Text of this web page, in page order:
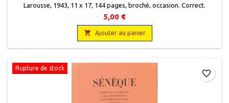
Larousse, 1943, 11 x 17, 144 pages, broché, occasion. Correct.
Couverture un peu défraîchie, quelques rousseurs. Coin bas au recto
marqué. Papier intérieur jauni de manière uniforme.
5,00 €
 Ajouter au panier
Rupture de stock
favorite_border